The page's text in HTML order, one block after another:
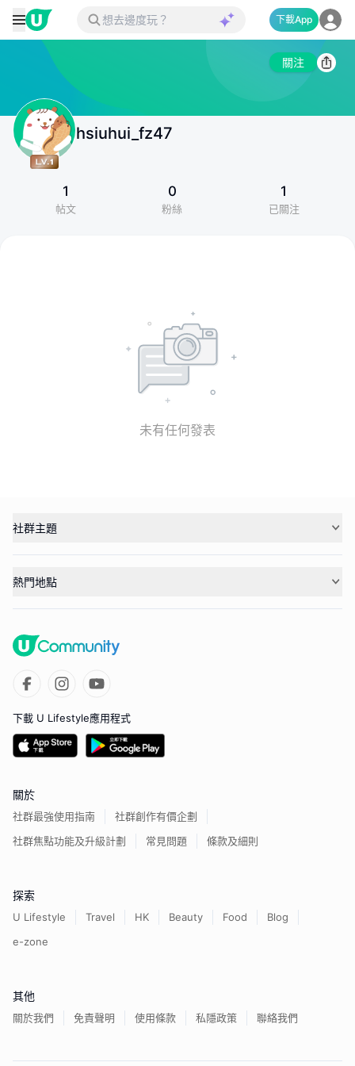
下載App
關注
hsiuhui_fz47
1
帖文
0
粉絲
1
已關注
未有任何發表
社群主題
熱門地點
下載 U Lifestyle應用程式
關於
社群最強使用指南
社群創作有價企劃
社群焦點功能及升級計劃
常見問題 條款及細則
探索
U Lifestyle Travel HK Beauty Food
Blog
e-zone
其他
關於我們 免責聲明 使用條款 私隱政策 聯絡我們